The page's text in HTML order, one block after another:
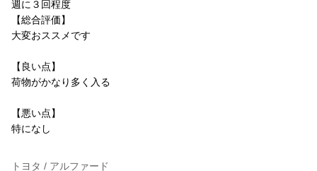
週に３回程度
【総合評価】
大変おススメです
【良い点】
荷物がかなり多く入る
【悪い点】
特になし
トヨタ / アルファード